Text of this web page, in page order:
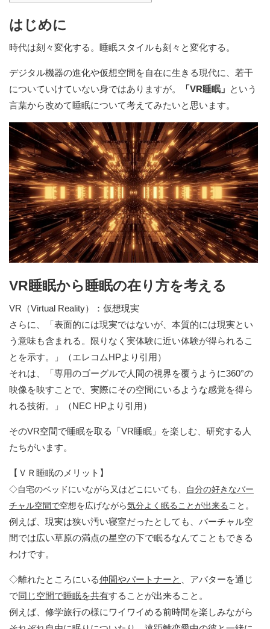
はじめに
時代は刻々変化する。睡眠スタイルも刻々と変化する。
デジタル機器の進化や仮想空間を自在に生きる現代に、若干
についていけていない身ではありますが。
「VR睡眠」 という
言葉から改めて睡眠について考えてみたいと思います。
VR睡眠から睡眠の在り方を考える
VR（Virtual Reality）：仮想現実
さらに、「表面的には現実ではないが、本質的には現実とい
う意味も含まれる。限りなく実体験に近い体験が得られるこ
とを示す。」（エレコムHPより引用）
それは、「専用のゴーグルで人間の視界を覆うように360°の
映像を映すことで、実際にその空間にいるような感覚を得ら
れる技術。」（NEC HPより引用）
そのVR空間で睡眠を取る「VR睡眠」を楽しむ、研究する人
たちがいます。
【ＶＲ睡眠のメリット】
◇自宅のベッドにいながら又はどこにいても、
自分の好きなバー
チャル空間で空想を広げながら気分よく眠ることが出来る こと。
例えば、現実は狭い汚い寝室だったとしても、バーチャル空
間では広い草原の満点の星空の下で眠るなんてこともできる
わけです。
◇離れたところにいる仲間やパートナーと
、アバターを通じ
で同じ空間で睡眠を共有することが出来ること。
例えば、修学旅行の様にワイワイめる前時間を楽しみながら